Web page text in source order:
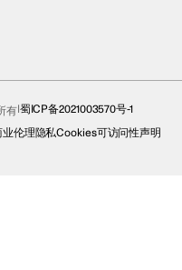
有 蜀ICP备2021003570号-1
业伦理 隐私Cookies可访问性声明